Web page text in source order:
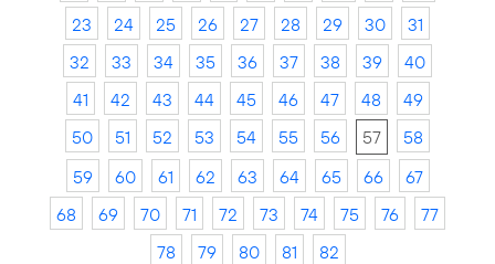
23
24 25 26 27 28 29 30
31
32
33 34 35 36 37 38 39
40
41
42 43 44 45 46 47 48
49
50
51 52 53 54 55 56 57
58
59
60 61 62 63 64 65 66
67
68
69 70 71 72 73 74 75 76
77
78
79 80 81 82